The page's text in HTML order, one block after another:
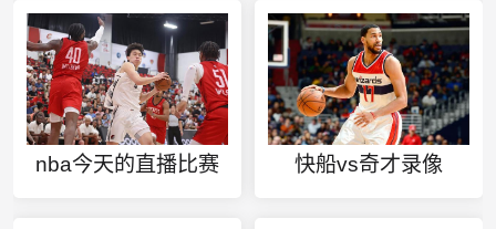
nba今天的直播比赛 快船vs奇才录像